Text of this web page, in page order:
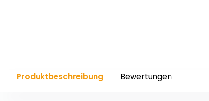
Produktbeschreibung Bewertungen